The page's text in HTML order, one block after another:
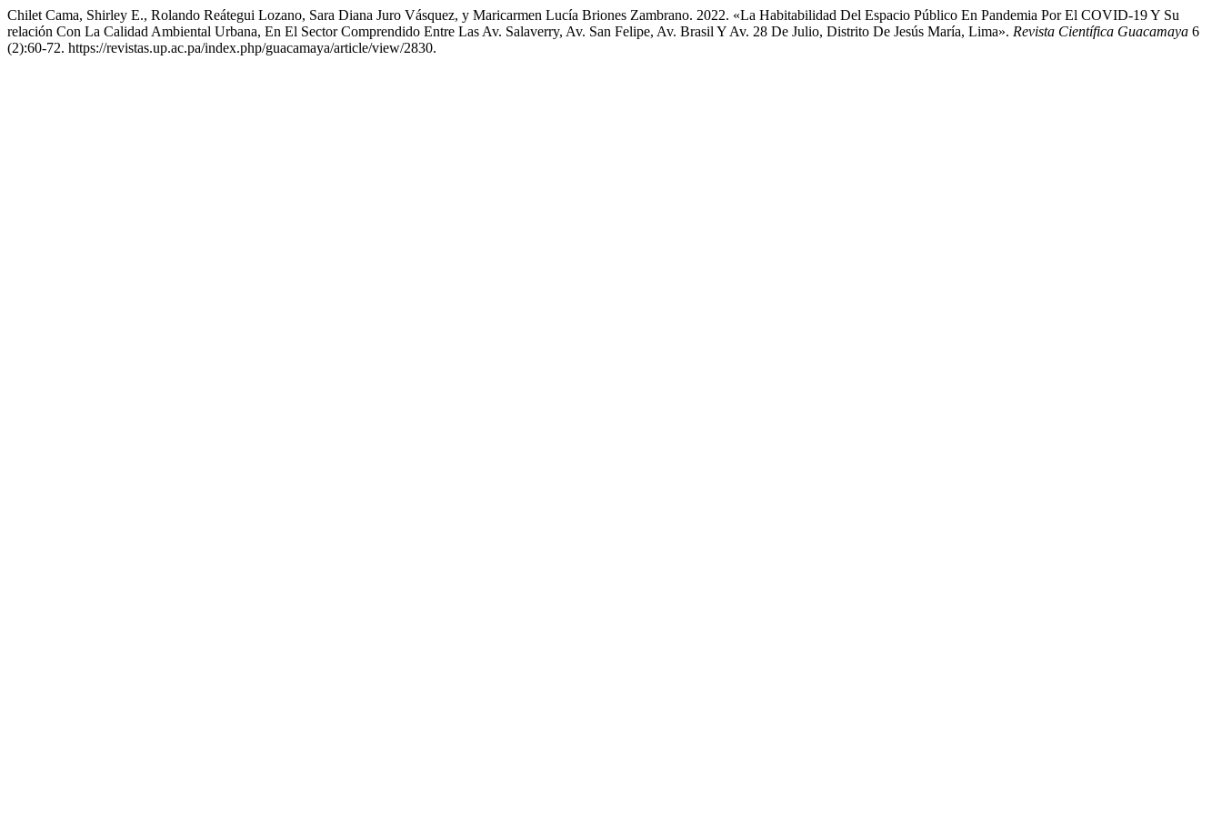
Chilet Cama, Shirley E., Rolando Reátegui Lozano, Sara Diana Juro Vásquez, y Maricarmen Lucía Briones Zambrano. 2022. «La Habitabilidad Del Espacio Público En Pandemia Por El COVID-19 Y Su
relación Con La Calidad Ambiental Urbana, En El Sector Comprendido Entre Las Av. Salaverry, Av. San Felipe, Av. Brasil Y Av. 28 De Julio, Distrito De Jesús María, Lima». Revista Científica Guacamaya 6
(2):60-72. https://revistas.up.ac.pa/index.php/guacamaya/article/view/2830.